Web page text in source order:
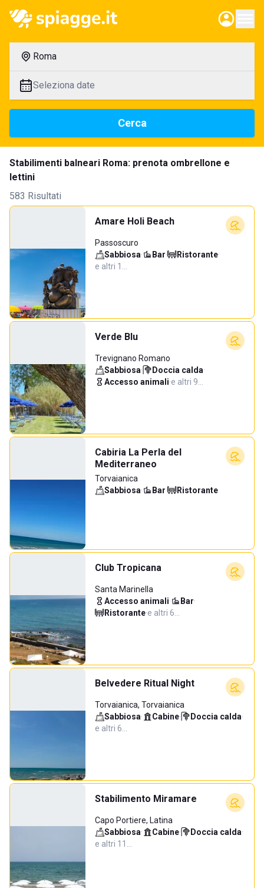
Roma
Seleziona date
Cerca
Stabilimenti balneari Roma: prenota ombrellone e
lettini
583 Risultati
Amare Holi Beach
Passoscuro
Sabbiosa· Bar· Ristorante·
e altri 1…
Verde Blu
Trevignano Romano
Sabbiosa· Doccia calda·
Accesso animali·e altri 9…
Cabiria La Perla del
Mediterraneo
Torvaianica
Sabbiosa· Bar· Ristorante
Club Tropicana
Santa Marinella
Accesso animali· Bar·
Ristorante·e altri 6…
Belvedere Ritual Night
Torvaianica, Torvaianica
Sabbiosa· Cabine· Doccia calda·
e altri 6…
Stabilimento Miramare
Capo Portiere, Latina
Sabbiosa· Cabine· Doccia calda·
e altri 11…